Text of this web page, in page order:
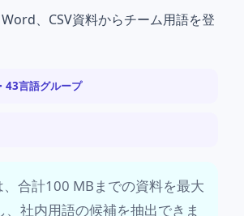
、CSV資料からチーム用語を登
43言語グループ
合計100 MBまでの資料を最大
社内用語の候補を抽出できま